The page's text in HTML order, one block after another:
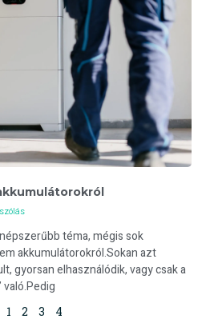
téma, mégis sok
akkumulátorokról.Sokan azt
gyorsan elhasználódik, vagy csak a
1 2 3 4